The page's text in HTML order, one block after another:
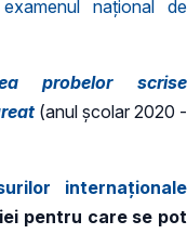
național de
probelor scrise
(anul școlar 2020 -
internaționale
pentru care se pot